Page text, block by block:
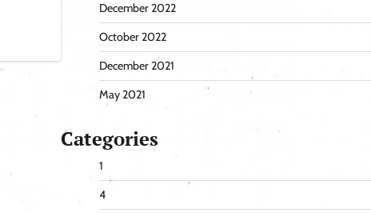
December 2022
October 2022
December 2021
May 2021
Categories
1
4